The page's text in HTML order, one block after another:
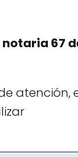
notaria 67
atención,